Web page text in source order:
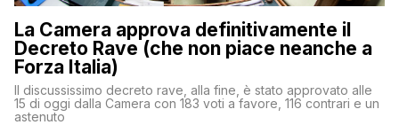
La Camera approva definitivamente il
Decreto Rave (che non piace neanche a
Forza Italia)
Il discussissimo decreto rave, alla fine, è stato approvato alle
15 di oggi dalla Camera con 183 voti a favore, 116 contrari e un
astenuto